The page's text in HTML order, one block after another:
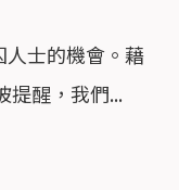
士的機會。藉
提醒，我們...